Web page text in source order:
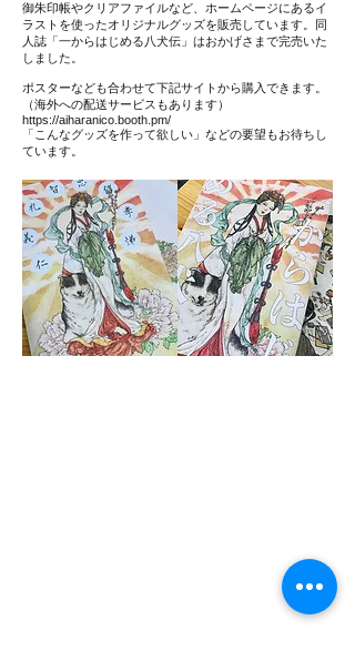
御朱印帳やクリアファイルなど、ホームページにあるイ
ラストを使ったオリジナルグッズを販売しています。同
人誌「一からはじめる八犬伝」はおかげさまで完売いた
しました。
ポスターなども合わせて下記サイトから購入できます。
（海外への配送サービスもあります）
https://aiharanico.booth.pm/
「こんなグッズを作って欲しい」などの要望もお待ちし
ています。